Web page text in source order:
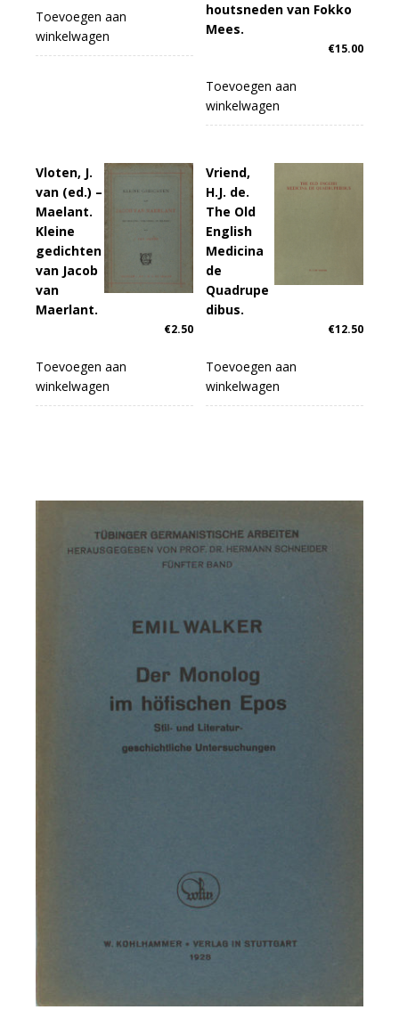
Toevoegen aan
winkelwagen
houtsneden van Fokko
Mees.
€15.00
Toevoegen aan
winkelwagen
Vloten, J.
van (ed.) –
Maelant.
Kleine
gedichten
van Jacob
van
Maerlant.
€2.50
Toevoegen aan
winkelwagen
Vriend,
H.J. de.
The Old
English
Medicina
de
Quadrupe
dibus.
€12.50
Toevoegen aan
winkelwagen